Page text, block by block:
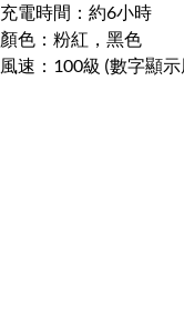
充電時間：約6小時
顏色：粉紅，黑色
風速：100級 (數字顯